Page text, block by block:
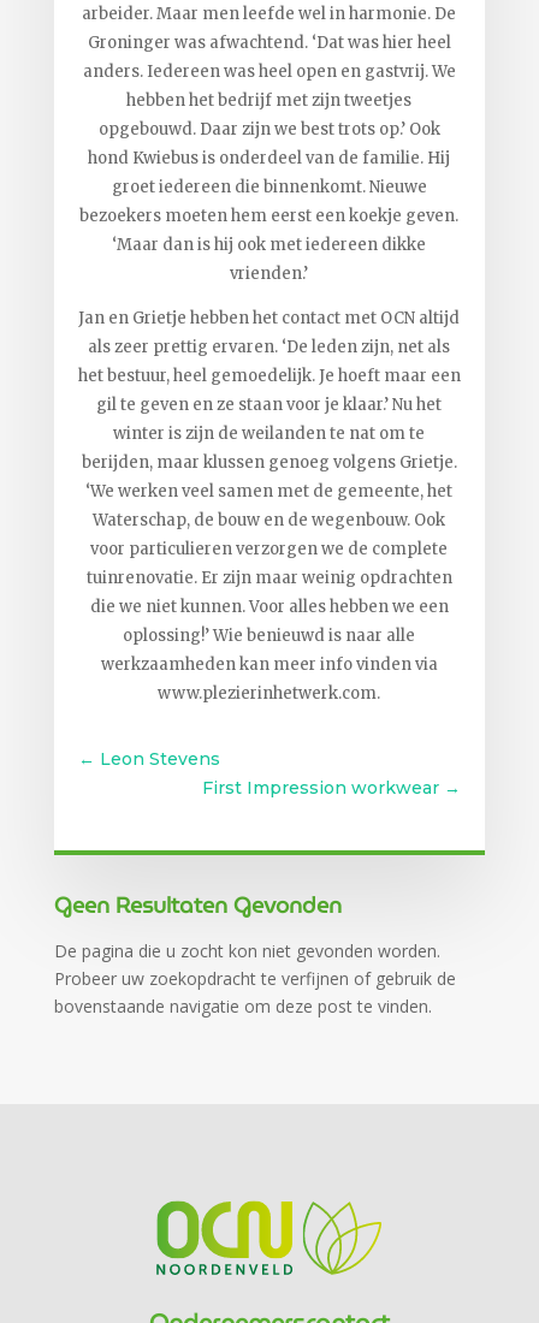
arbeider. Maar men leefde wel in harmonie. De
Groninger was afwachtend. ‘Dat was hier heel
anders. Iedereen was heel open en gastvrij. We
hebben het bedrijf met zijn tweetjes
opgebouwd. Daar zijn we best trots op.’ Ook
hond Kwiebus is onderdeel van de familie. Hij
groet iedereen die binnenkomt. Nieuwe
bezoekers moeten hem eerst een koekje geven.
‘Maar dan is hij ook met iedereen dikke
vrienden.’
Jan en Grietje hebben het contact met OCN altijd
als zeer prettig ervaren. ‘De leden zijn, net als
het bestuur, heel gemoedelijk. Je hoeft maar een
gil te geven en ze staan voor je klaar.’ Nu het
winter is zijn de weilanden te nat om te
berijden, maar klussen genoeg volgens Grietje.
‘We werken veel samen met de gemeente, het
Waterschap, de bouw en de wegenbouw. Ook
voor particulieren verzorgen we de complete
tuinrenovatie. Er zijn maar weinig opdrachten
die we niet kunnen. Voor alles hebben we een
oplossing!’ Wie benieuwd is naar alle
werkzaamheden kan meer info vinden via
www.plezierinhetwerk.com.
← Leon Stevens
First Impression workwear →
Geen Resultaten Gevonden
De pagina die u zocht kon niet gevonden worden.
Probeer uw zoekopdracht te verfijnen of gebruik de
bovenstaande navigatie om deze post te vinden.